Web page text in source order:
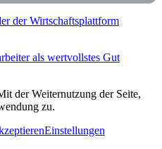
der Wirtschaftsplattform
als wertvollstes Gut
der Weiternutzung der Seite,
zu.
Einstellungen